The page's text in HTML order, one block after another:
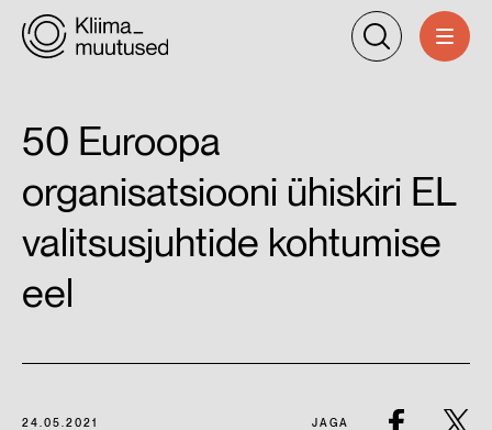
50 Euroopa
organisatsiooni ühiskiri EL
valitsusjuhtide kohtumise
eel
24.05.2021 JAGA